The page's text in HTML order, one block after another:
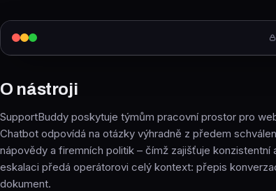
O nástroji
SupportBuddy poskytuje týmům pracovní prostor pro
Chatbot odpovídá na otázky výhradně z předem
nápovědy a firemních politik – čímž zajišťuje konzistentní
eskalaci předá operátorovi celý kontext: přepis
dokument.